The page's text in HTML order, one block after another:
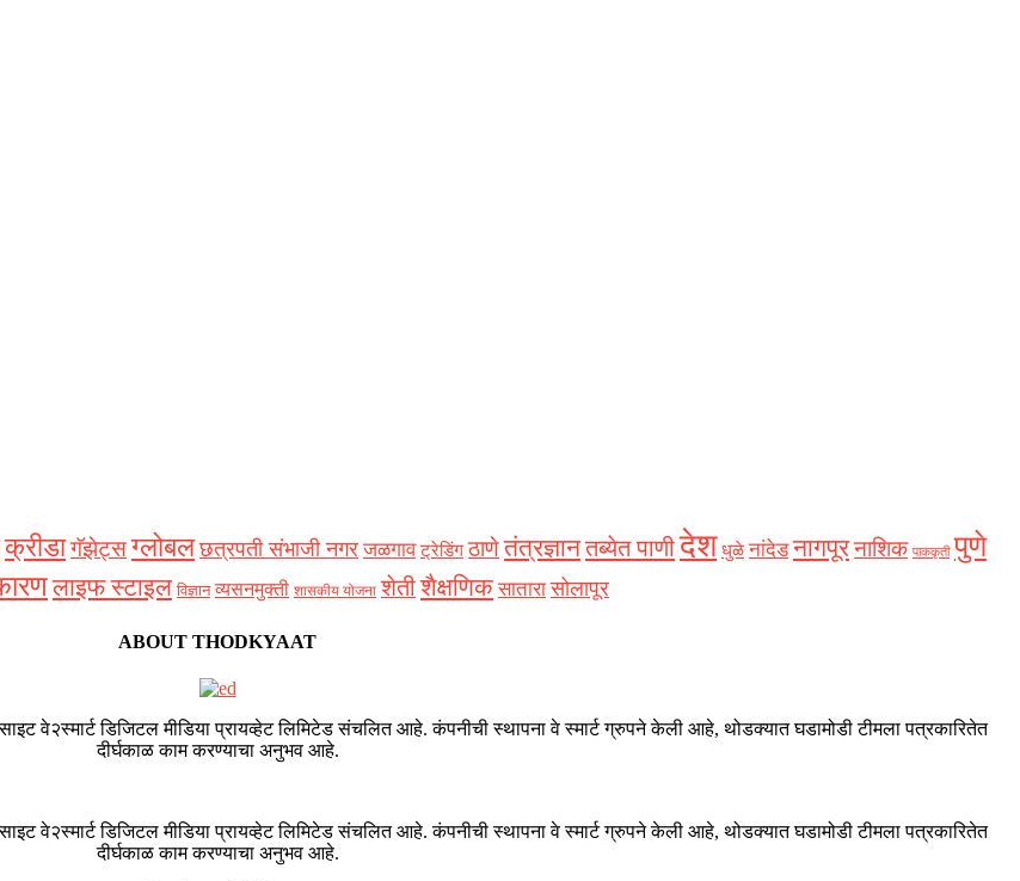
क्रीडागॅझेट्सग्लोबल छत्रपती संभाजी नगर जळगाव ट्रेडिंग ठाणेतंत्रज्ञानतब्येत पाणीदेश धुळे नांदेड नागपूरनाशिक पाककृती पुणे
लाइफ स्टाइल विज्ञान व्यसनमुक्ती शासकीय योजना शेतीशैक्षणिक सातारा सोलापूर
ABOUT THODKYAAT
वे२स्मार्ट डिजिटल मीडिया प्रायव्हेट लिमिटेड संचलित आहे. कंपनीची स्थापना वे स्मार्ट ग्रुपने केली आहे, थोडक्यात घडामोडी टीमला पत्रकारितेत
दीर्घकाळ काम करण्याचा अनुभव आहे.
वे२स्मार्ट डिजिटल मीडिया प्रायव्हेट लिमिटेड संचलित आहे. कंपनीची स्थापना वे स्मार्ट ग्रुपने केली आहे, थोडक्यात घडामोडी टीमला पत्रकारितेत
दीर्घकाळ काम करण्याचा अनुभव आहे.